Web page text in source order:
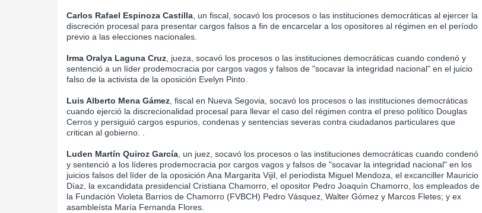
Carlos Rafael Espinoza Castilla , un fiscal, socavó los procesos o las instituciones democráticas al ejercer la
discreción procesal para presentar cargos falsos a fin de encarcelar a los opositores al régimen en el período
previo a las elecciones nacionales.
Irma Oralya Laguna Cruz , jueza, socavó los procesos o las instituciones democráticas cuando condenó y
sentenció a un líder prodemocracia por cargos vagos y falsos de "socavar la integridad nacional" en el juicio
falso de la activista de la oposición Evelyn Pinto.
Luis Alberto Mena Gámez , fiscal en Nueva Segovia, socavó los procesos o las instituciones democráticas
cuando ejerció la discrecionalidad procesal para llevar el caso del régimen contra el preso político Douglas
Cerros y persiguió cargos espurios, condenas y sentencias severas contra ciudadanos particulares que
critican al gobierno. .
Luden Martín Quiroz García , un juez, socavó los procesos o las instituciones democráticas cuando condenó
y sentenció a los líderes prodemocracia por cargos vagos y falsos de "socavar la integridad nacional" en los
juicios falsos del líder de la oposición Ana Margarita Vijil, el periodista Miguel Mendoza, el excanciller Mauricio
Díaz, la excandidata presidencial Cristiana Chamorro, el opositor Pedro Joaquín Chamorro, los empleados de
la Fundación Violeta Barrios de Chamorro (FVBCH) Pedro Vásquez, Walter Gómez y Marcos Fletes; y ex
asambleísta María Fernanda Flores.